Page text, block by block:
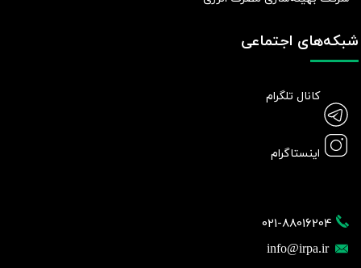
021-88016204
info@irpa.ir
شبکه‌های اجتماعی
کانال تلگرام
اینستاگرام